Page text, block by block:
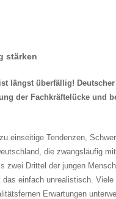
stärken
ist längst überfällig!
der Fachkräftelücke und
einseitige Tendenzen,
die zwangsläufig
zwei Drittel der jungen
einfach unrealistisch.
Erwartungen